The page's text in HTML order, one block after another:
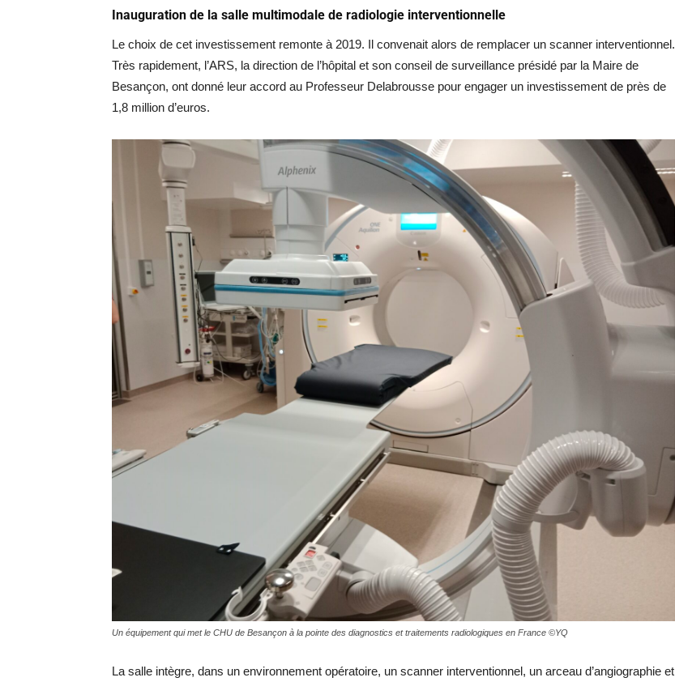
Inauguration de la salle multimodale de radiologie interventionnelle
Le choix de cet investissement remonte à 2019. Il convenait alors de remplacer un scanner interventionnel.
Très rapidement, l’ARS, la direction de l’hôpital et son conseil de surveillance présidé par la Maire de
Besançon, ont donné leur accord au Professeur Delabrousse pour engager un investissement de près de
1,8 million d’euros.
Un équipement qui met le CHU de Besançon à la pointe des diagnostics et traitements radiologiques en France ©YQ
La salle intègre, dans un environnement opératoire, un scanner interventionnel, un arceau d’angiographie et